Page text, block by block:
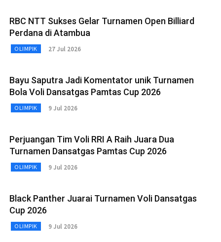
RBC NTT Sukses Gelar Turnamen Open Billiard
Perdana di Atambua
OLIMPIK 27 Jul 2026
Bayu Saputra Jadi Komentator unik Turnamen
Bola Voli Dansatgas Pamtas Cup 2026
OLIMPIK 9 Jul 2026
Perjuangan Tim Voli RRI A Raih Juara Dua
Turnamen Dansatgas Pamtas Cup 2026
OLIMPIK 9 Jul 2026
Black Panther Juarai Turnamen Voli Dansatgas
Cup 2026
OLIMPIK 9 Jul 2026